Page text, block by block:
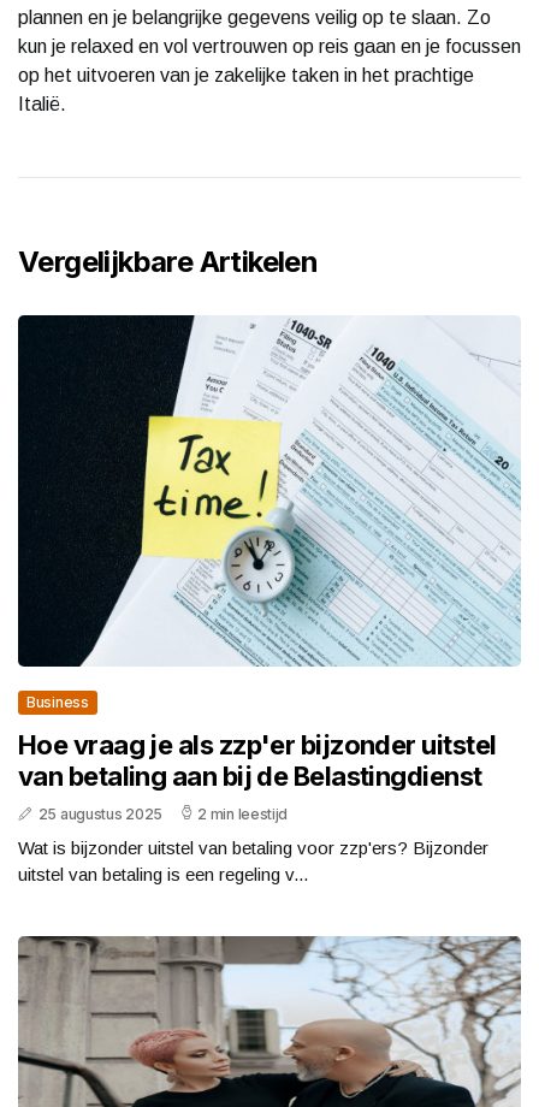
plannen en je belangrijke gegevens veilig op te slaan. Zo
kun je relaxed en vol vertrouwen op reis gaan en je focussen
op het uitvoeren van je zakelijke taken in het prachtige
Italië.
Vergelijkbare Artikelen
Business
Hoe vraag je als zzp'er bijzonder uitstel
van betaling aan bij de Belastingdienst
25 augustus 2025 2 min leestijd
Wat is bijzonder uitstel van betaling voor zzp'ers? Bijzonder
uitstel van betaling is een regeling v...